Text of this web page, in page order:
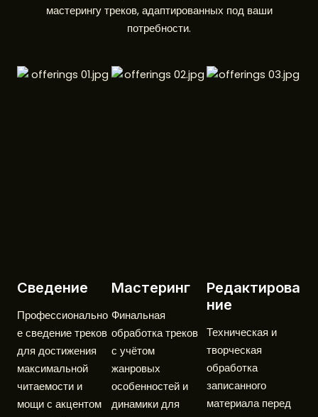
мастерингу треков, адаптированных под ваши
потребности.
Сведение​
Профессионально
е сведение треков
для достижения
максимальной
читаемости и
мощи с акцентом
Мастеринг
Финальная
обработка треков
с учётом
жанровых
особенностей и
динамики для
Редактирова
ние
Техническая и
творческая
обработка
записанного
материала перед